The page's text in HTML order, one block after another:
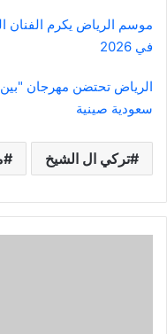
موسم الرياض يكرم الفنان
في 2026
الرياض تحتضن مهرجان
سعودية صينية
تركي ال الشيخ